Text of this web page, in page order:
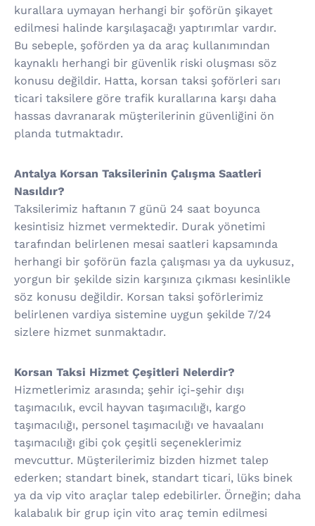
kurallara uymayan herhangi bir şoförün şikayet
edilmesi halinde karşılaşacağı yaptırımlar vardır.
Bu sebeple, şoförden ya da araç kullanımından
kaynaklı herhangi bir güvenlik riski oluşması söz
konusu değildir. Hatta, korsan taksi şoförleri sarı
ticari taksilere göre trafik kurallarına karşı daha
hassas davranarak müşterilerinin güvenliğini ön
planda tutmaktadır.
Antalya Korsan Taksilerinin Çalışma Saatleri
Nasıldır?
Taksilerimiz haftanın 7 günü 24 saat boyunca
kesintisiz hizmet vermektedir. Durak yönetimi
tarafından belirlenen mesai saatleri kapsamında
herhangi bir şoförün fazla çalışması ya da uykusuz,
yorgun bir şekilde sizin karşınıza çıkması kesinlikle
söz konusu değildir. Korsan taksi şoförlerimiz
belirlenen vardiya sistemine uygun şekilde 7/24
sizlere hizmet sunmaktadır.
Korsan Taksi Hizmet Çeşitleri Nelerdir?
Hizmetlerimiz arasında; şehir içi-şehir dışı
taşımacılık, evcil hayvan taşımacılığı, kargo
taşımacılığı, personel taşımacılığı ve havaalanı
taşımacılığı gibi çok çeşitli seçeneklerimiz
mevcuttur. Müşterilerimiz bizden hizmet talep
ederken; standart binek, standart ticari, lüks binek
ya da vip vito araçlar talep edebilirler. Örneğin; daha
kalabalık bir grup için vito araç temin edilmesi